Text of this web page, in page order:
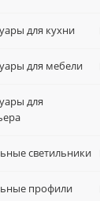
для кухни
для мебели
для
светильники
профили